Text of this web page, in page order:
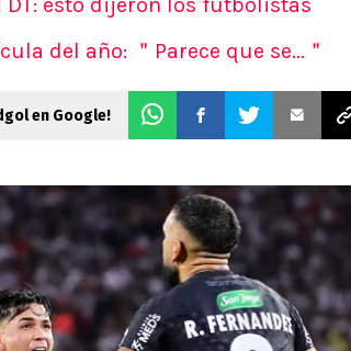
del año: ＂Parece que se...＂
en Google!